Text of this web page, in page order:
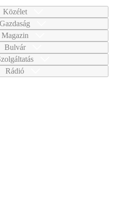
Közélet
Gazdaság
Magazin
Bulvár
Rádió